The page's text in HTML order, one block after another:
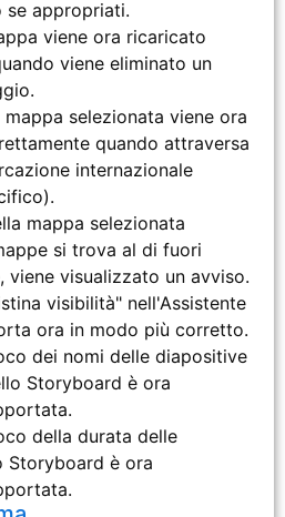
appropriati.
viene ora ricaricato
viene eliminato un
selezionata viene ora
quando attraversa
internazionale
mappa selezionata
si trova al di fuori
viene visualizzato un avviso.
visibilità" nell'Assistente
ora in modo più corretto.
dei nomi delle diapositive
Storyboard è ora
della durata delle
Storyboard è ora